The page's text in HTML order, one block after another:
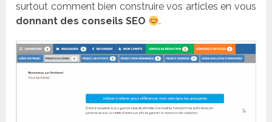
surtout comment bien construire vos articles en vous
donnant des conseils SEO
.